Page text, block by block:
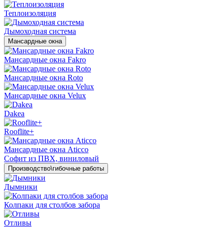
Теплоизоляция
Дымоходная система
Мансардные окна
Мансардные окна Fakro
Мансардные окна Roto
Мансардные окна Velux
Dakea
Rooflite+
Мансардные окна Aticco
Софит из ПВХ, виниловый
Производство\гибочные работы
Дымники
Колпаки для столбов забора
Отливы